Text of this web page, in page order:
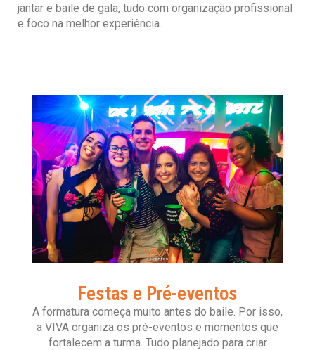
jantar e baile de gala, tudo com organização profissional
e foco na melhor experiência.
Festas e Pré-eventos
A formatura começa muito antes do baile. Por isso,
a VIVA organiza os pré-eventos e momentos que
fortalecem a turma. Tudo planejado para criar